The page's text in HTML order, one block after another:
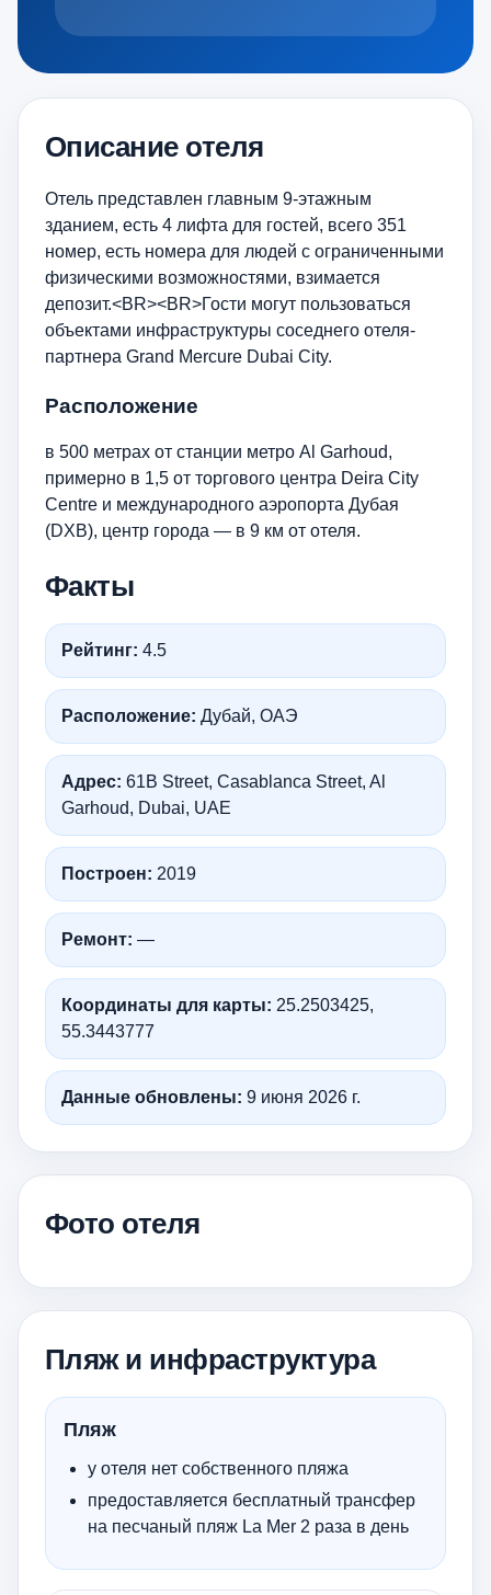
Описание отеля
Отель представлен главным 9-этажным
зданием, есть 4 лифта для гостей, всего 351
номер, есть номера для людей с ограниченными
физическими возможностями, взимается
депозит.<BR><BR>Гости могут пользоваться
объектами инфраструктуры соседнего отеля-
партнера Grand Mercure Dubai City.
Расположение
в 500 метрах от станции метро Al Garhoud,
примерно в 1,5 от торгового центра Deira City
Centre и международного аэропорта Дубая
(DXB), центр города — в 9 км от отеля.
Факты
Рейтинг: 4.5
Расположение: Дубай, ОАЭ
Адрес: 61B Street, Casablanca Street, Al
Garhoud, Dubai, UAE
Построен: 2019
Ремонт: —
Координаты для карты: 25.2503425,
55.3443777
Данные обновлены: 9 июня 2026 г.
Фото отеля
Пляж и инфраструктура
Пляж
у отеля нет собственного пляжа
предоставляется бесплатный трансфер
на песчаный пляж La Mer 2 раза в день